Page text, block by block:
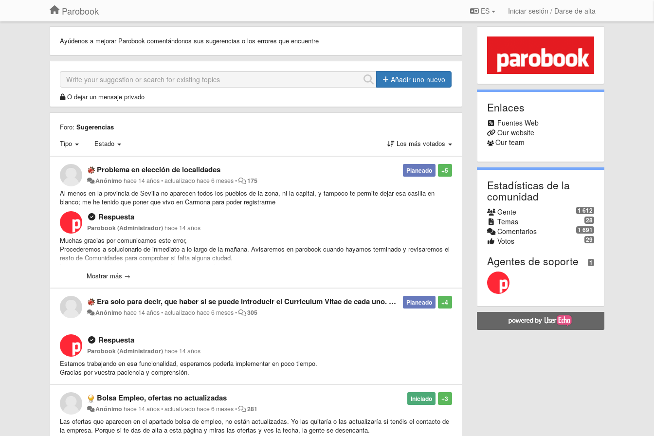
Parobook ES Iniciar sesión / Darse de alta
Ayúdenos a mejorar Parobook comentándonos sus sugerencias o los errores que encuentre
Añadir uno nuevo
O dejar un mensaje privado
Foro: Sugerencias
Tipo
Estado Los más votados
+5
Planeado
Problema en elección de localidades
Anónimo hace 14 años•actualizado hace 6 meses• 175
Al menos en la provincia de Sevilla no aparecen todos los pueblos de la zona, ni la capital, y tampoco te permite dejar esa casilla en
blanco; me he tenido que poner que vivo en Carmona para poder registrarme
Respuesta
Parobook (Administrador) hace 14 años
Muchas gracias por comunicarnos este error,
Procederemos a solucionarlo de inmediato a lo largo de la mañana. Avisaremos en parobook cuando hayamos terminado y revisaremos el
resto de Comunidades para comprobar si falta alguna ciudad.
Mostrar más →
+4
Planeado
Era solo para decir, que haber si se puede introducir el Curriculum Vitae de cada uno. En varios formatos. Geacias.
Anónimo hace 14 años•actualizado hace 6 meses• 305
Respuesta
Parobook (Administrador) hace 14 años
Estamos trabajando en esa funcionalidad, esperamos poderla implementar en poco tiempo.
Gracias por vuestra paciencia y comprensión.
+3
Iniciado
Bolsa Empleo, ofertas no actualizadas
Anónimo hace 14 años•actualizado hace 6 meses• 281
Las ofertas que aparecen en el apartado bolsa de empleo, no están actualizadas. Yo las quitaría o las actualizaría si tenéis el contacto de
la empresa. Porque si te das de alta a esta página y miras las ofertas y ves la fecha, la gente se desencanta.
Enlaces
Fuentes Web
Our website
Our team
Estadísticas de la
comunidad
1 612
Gente
28
Temas
1 691
Comentarios
29
Votos
1
Agentes de soporte